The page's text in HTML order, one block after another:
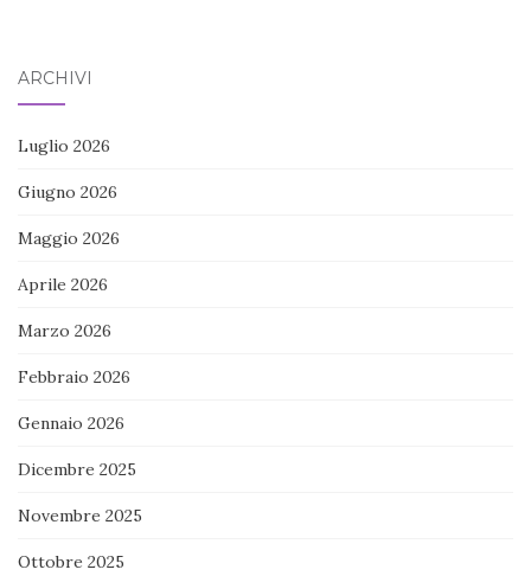
ARCHIVI
Luglio 2026
Giugno 2026
Maggio 2026
Aprile 2026
Marzo 2026
Febbraio 2026
Gennaio 2026
Dicembre 2025
Novembre 2025
Ottobre 2025